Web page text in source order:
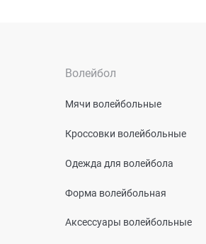
Волейбол
Мячи волейбольные
Кроссовки волейбольные
Одежда для волейбола
Форма волейбольная
Аксессуары волейбольные